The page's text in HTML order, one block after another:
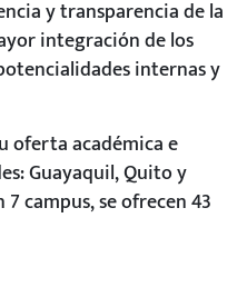
y transparencia de la
integración de los
internas y
oferta académica e
Guayaquil, Quito y
campus, se ofrecen 43